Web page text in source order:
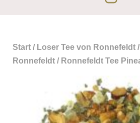
Start / Loser Tee von Ronnefeldt /
Ronnefeldt / Ronnefeldt Tee